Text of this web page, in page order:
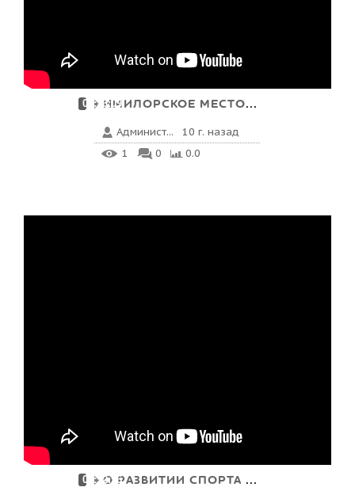
ИМИЛОРСКОЕ МЕСТОРОЖДЕНИ...
00:26:09
Админист...
10 г. назад
1
0 0.0
О РАЗВИТИИ СПОРТА В 201...
00:52:56